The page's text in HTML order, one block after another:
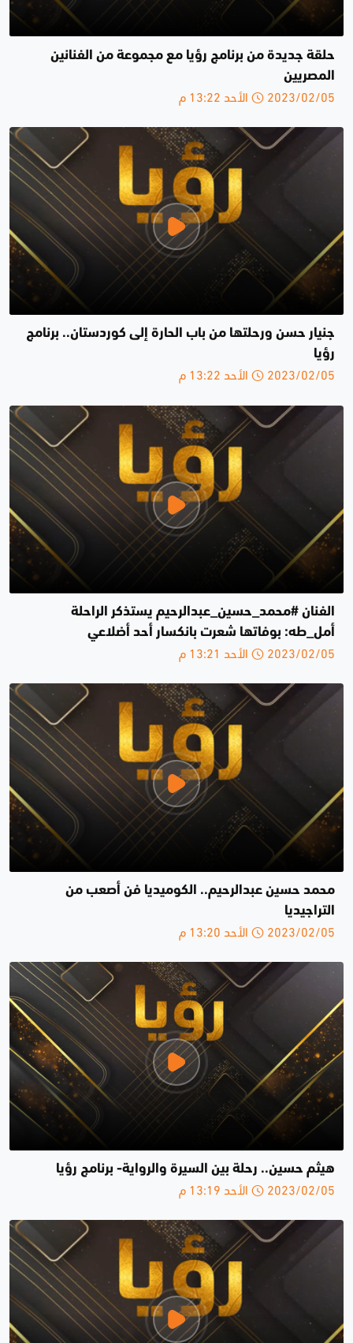
حلقة جديدة من برنامج رؤيا مع مجموعة من الفنانين
المصريين
2023/02/05 الأحد 13:22 م
جنيار حسن ورحلتها من باب الحارة إلى كوردستان.. برنامج
رؤيا
2023/02/05 الأحد 13:22 م
الفنان #محمد_حسين_عبدالرحيم يستذكر الراحلة
أمل_طه: بوفاتها شعرت بانكسار أحد أضلاعي
2023/02/05 الأحد 13:21 م
محمد حسين عبدالرحيم.. الكوميديا فن أصعب من
التراجيديا
2023/02/05 الأحد 13:20 م
هيثم حسين.. رحلة بين السيرة والرواية- برنامج رؤيا
2023/02/05 الأحد 13:19 م